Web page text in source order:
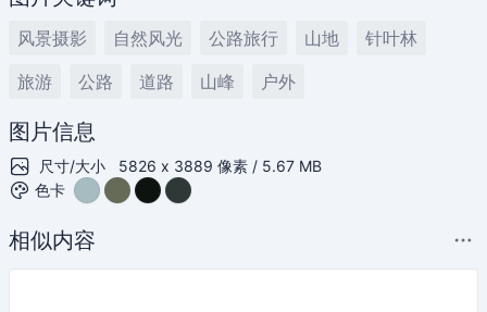
风景摄影 自然风光 公路旅行 山地
针叶林
旅游
公路 道路 山峰 户外
图片信息
尺寸/大小
5826 x 3889 像素 / 5.67 MB
色卡
相似内容